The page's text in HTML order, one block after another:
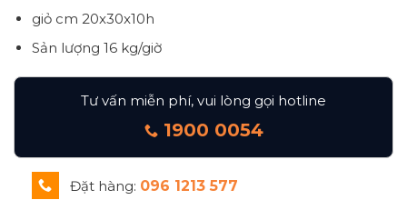
giỏ cm 20x30x10h
Sản lượng 16 kg/giờ
Tư vấn miễn phí, vui lòng gọi hotline
1900 0054
Đặt hàng: 096 1213 577